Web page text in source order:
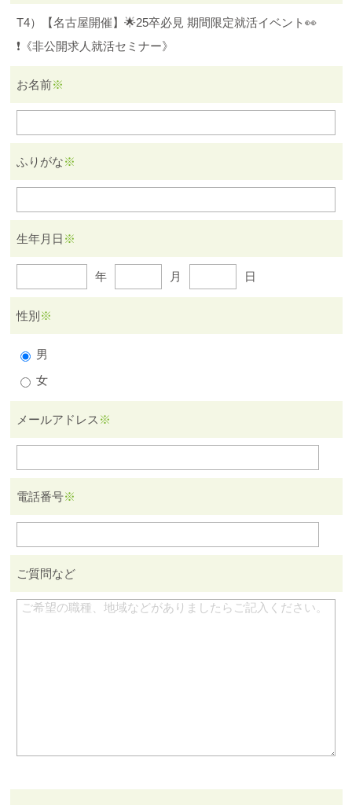
T4）【名古屋開催】🌟25卒必見 期間限定就活イベント👀
❗️《非公開求人就活セミナー》
お名前※
ふりがな※
生年月日 ※
年 月 日
性別 ※
男
女
メールアドレス ※
電話番号※
ご質問など